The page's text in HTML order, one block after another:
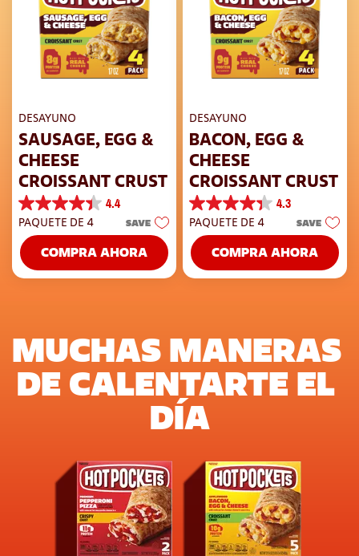
DESAYUNO
SAUSAGE, EGG &
CHEESE
CROISSANT CRUST
4.4
4.4
de
5
estrellas.
217
reseñas
PAQUETE DE 4 SAVE
COMPRA AHORA
DESAYUNO
BACON, EGG &
CHEESE
CROISSANT CRUST
4.3
4.3
de
5
estrellas.
218
reseñas
PAQUETE DE 4 SAVE
COMPRA AHORA